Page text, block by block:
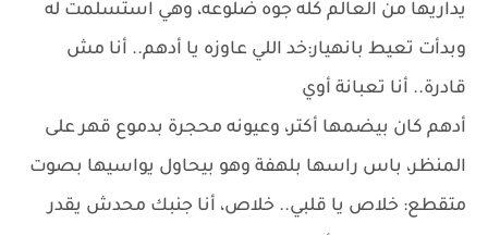
يداريها من العالم كله جوه ضلوعه، وهي استسلمت له
وبدأت تعيط بانهيار:خد اللي عاوزه يا أدهم.. أنا مش
قادرة.. أنا تعبانة أوي
أدهم كان بيضمها أكتر، وعيونه محجرة بدموع قهر على
المنظر، باس راسها بلهفة وهو بيحاول يواسيها بصوت
متقطع: خلاص يا قلبي.. خلاص، أنا جنبك محدش يقدر